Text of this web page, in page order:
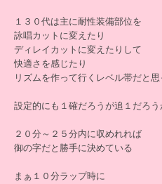
１３０代は主に耐性装備部位を
詠唱カットに変えたり
ディレイカットに変えたりして
快適さを感じたり
リズムを作って行くレベル帯だと
設定的にも１確だろうが追１だろう
２０分～２５分内に収めれれば
御の字だと勝手に決めている
まぁ１０分ラップ時に